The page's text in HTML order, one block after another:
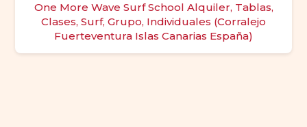
One More Wave Surf School Alquiler, Tablas,
Clases, Surf, Grupo, Individuales (Corralejo
Fuerteventura Islas Canarias España)